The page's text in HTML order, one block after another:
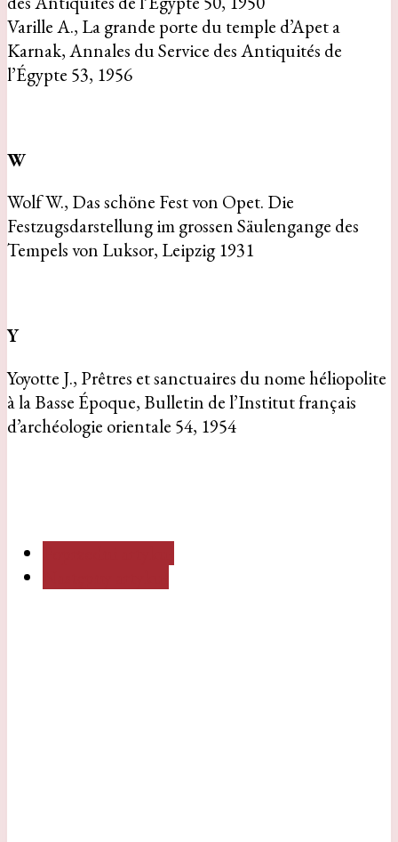
Varille A., La grande porte du temple d’Apet a
Karnak, Annales du Service des Antiquités de
l’Égypte 53, 1956
W
Wolf W., Das schöne Fest von Opet. Die
Festzugsdarstellung im grossen Säulengange des
Tempels von Luksor, Leipzig 1931
Y
Yoyotte J., Prêtres et sanctuaires du nome héliopolite
à la Basse Époque, Bulletin de l’Institut français
d’archéologie orientale 54, 1954